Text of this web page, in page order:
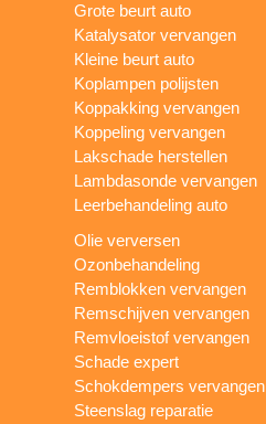
Grote beurt auto
Katalysator vervangen
Kleine beurt auto
Koplampen polijsten
Koppakking vervangen
Koppeling vervangen
Lakschade herstellen
Lambdasonde vervangen
Leerbehandeling auto
Olie verversen
Ozonbehandeling
Remblokken vervangen
Remschijven vervangen
Remvloeistof vervangen
Schade expert
Schokdempers vervangen
Steenslag reparatie